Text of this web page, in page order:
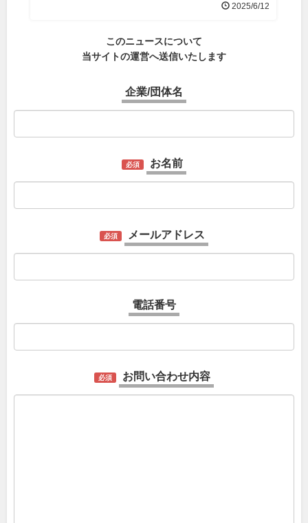
2025/6/12
このニュースについて
当サイトの運営へ送信いたします
企業/団体名
必須 お名前
必須 メールアドレス
電話番号
必須 お問い合わせ内容